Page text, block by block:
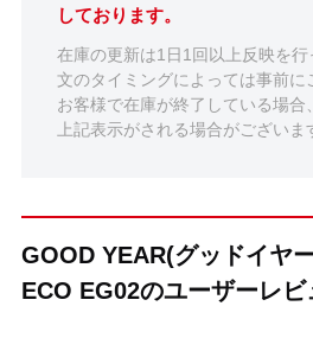
しております。
在庫の更新は1日1回以上反映を
文のタイミングによっては事前に
お客様で在庫が終了している場合
上記表示がされる場合がございま
GOOD YEAR(グッドイヤ
ECO EG02のユーザーレビ